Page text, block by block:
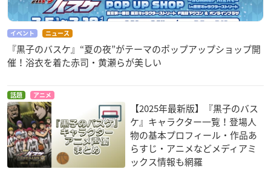
イベント ニュース
『黒子のバスケ』“夏の夜”がテーマのポップアップショップ開
催！浴衣を着た赤司・黄瀬らが美しい
話題 アニメ
【2025年最新版】『黒子のバス
ケ』キャラクター一覧！登場人
物の基本プロフィール・作品あ
らすじ・アニメなどメディアミ
ックス情報も網羅